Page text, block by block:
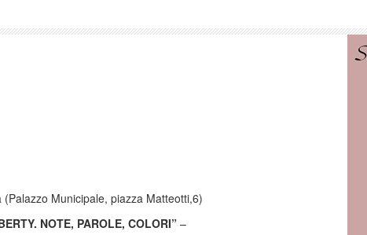
Municipale, piazza Matteotti,6)
NOTE, PAROLE, COLORI” –